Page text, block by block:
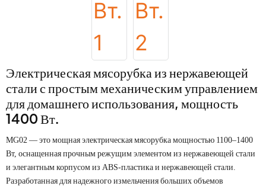
Электрическая мясорубка из нержавеющей
стали с простым механическим управлением
для домашнего использования, мощность
1400 Вт.
MG02 — это мощная электрическая мясорубка мощностью 1100–1400
Вт, оснащенная прочным режущим элементом из нержавеющей стали
и элегантным корпусом из ABS-пластика и нержавеющей стали.
Разработанная для надежного измельчения больших объемов